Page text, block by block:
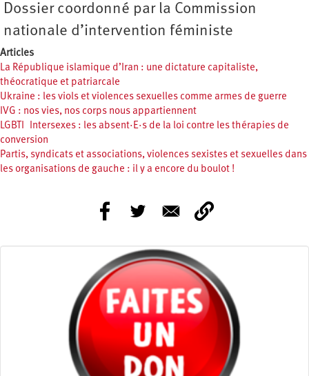
Dossier coordonné par la Commission
nationale d’intervention féministe
Articles
La République islamique d’Iran : une dictature capitaliste,
théocratique et patriarcale
Ukraine : les viols et violences sexuelles comme armes de guerre
IVG : nos vies, nos corps nous appartiennent
LGBTI Intersexes : les absent·E·s de la loi contre les thérapies de
conversion
Partis, syndicats et associations, violences sexistes et sexuelles dans
les organisations de gauche : il y a encore du boulot !